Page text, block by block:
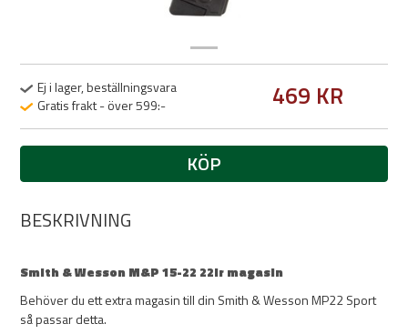
Ej i lager, beställningsvara
Gratis frakt - över 599:-
469 KR
KÖP
BESKRIVNING
Smith & Wesson M&P 15-22 22lr magasin
Behöver du ett extra magasin till din Smith & Wesson MP22 Sport
så passar detta.